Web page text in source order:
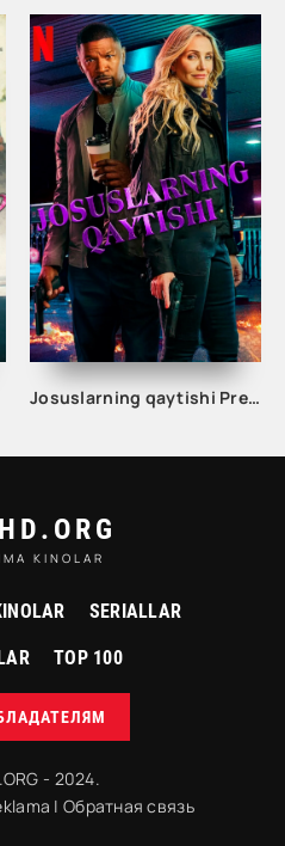
Josuslarning qaytishi Premyera Uzbek tilida 2025 O'zbekcha tarjima kino HD kachat
KINOLAR
SERIALLAR
TOP 100
- 2024.
| Обратная связь